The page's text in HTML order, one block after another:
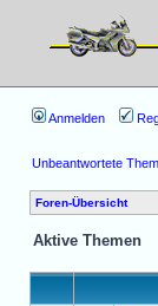
Anmelden
Unbeantwortete
Foren-Übersicht
Aktive Themen